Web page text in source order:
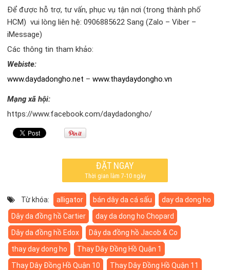
Để được hỗ trợ, tư vấn, phục vụ tận nơi (trong thành phố
HCM) vui lòng liên hệ: 0906885622 Sang (Zalo – Viber –
iMessage)
Các thông tin tham khảo:
Webiste:
www.daydadongho.net –www.thaydaydongho.vn
Mạng xã hội:
https://www.facebook.com/daydadongho/
ĐẶT NGAY
Thời gian làm 7-10 ngày
Từ khóa: alligator bán dây da cá sấu
day da dong ho
Dây da đồng hồ Cartier
day da dong ho Chopard
Dây da đồng hồ Edox
Dây da đồng hồ Jacob & Co
thay day dong ho
Thay Dây Đồng Hồ Quận 1
Thay Dây Đồng Hồ Quận 10
Thay Dây Đồng Hồ Quận 11